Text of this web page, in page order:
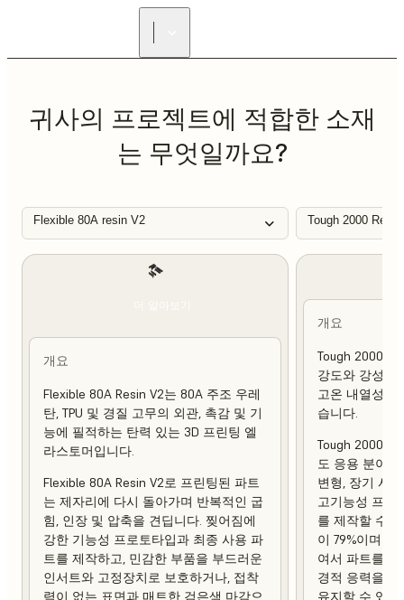
귀사의 프로젝트에 적합한 소재
는 무엇일까요?
Flexible 80A resin V2 Tough 2000
개요
Flexible 80A Resin V2는 80A 주조 우레
탄, TPU 및 경질 고무의 외관, 촉감 및 기
능에 필적하는 탄력 있는 3D 프린팅 엘
라스토머입니다.
Flexible 80A Resin V2로 프린팅된 파트
는 제자리에 다시 돌아가며 반복적인 굽
힘, 인장 및 압축을 견딥니다. 찢어짐에
강한 기능성 프로토타입과 최종 사용 파
트를 제작하고, 민감한 부품을 부드러운
인서트와 고정장치로 보호하거나, 접착
력이 없는 표면과 매트한 검은색 마감으
개요
Tough 2000
강도와 강성이
고온 내열성
습니다.
Tough 2000
도 응용 분야
변형, 장기 사
고기능성 프로
를 제작할 수
이 79%이며 열
여서 파트를
경적 응력을
유지할 수 있